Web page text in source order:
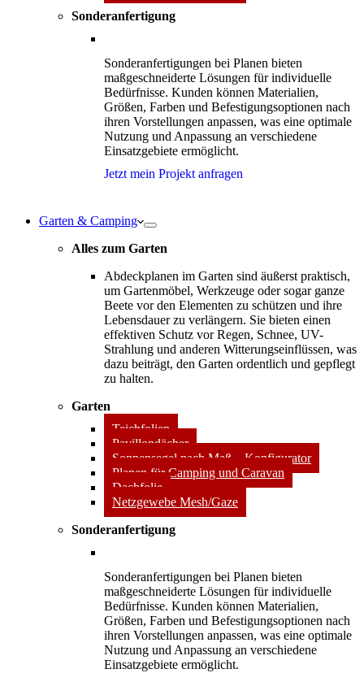
Sonderanfertigung
Sonderanfertigungen bei Planen bieten
maßgeschneiderte Lösungen für individuelle
Bedürfnisse. Kunden können Materialien,
Größen, Farben und Befestigungsoptionen nach
ihren Vorstellungen anpassen, was eine optimale
Nutzung und Anpassung an verschiedene
Einsatzgebiete ermöglicht.
Jetzt mein Projekt anfragen
Garten & Camping
Alles zum Garten
Abdeckplanen im Garten sind äußerst praktisch,
um Gartenmöbel, Werkzeuge oder sogar ganze
Beete vor den Elementen zu schützen und ihre
Lebensdauer zu verlängern. Sie bieten einen
effektiven Schutz vor Regen, Schnee, UV-
Strahlung und anderen Witterungseinflüssen, was
dazu beiträgt, den Garten ordentlich und gepflegt
zu halten.
Garten
Teichfolien
Pavillondächer
Sonnensegel nach Maß – Konfigurator
Planen für Camping und Caravan
Dachfolie
Netzgewebe Mesh/Gaze
Sonderanfertigung
Sonderanfertigungen bei Planen bieten
maßgeschneiderte Lösungen für individuelle
Bedürfnisse. Kunden können Materialien,
Größen, Farben und Befestigungsoptionen nach
ihren Vorstellungen anpassen, was eine optimale
Nutzung und Anpassung an verschiedene
Einsatzgebiete ermöglicht.